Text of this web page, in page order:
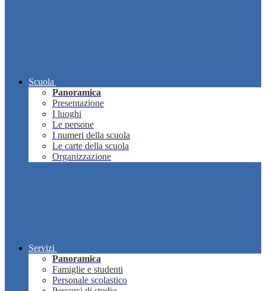
Scuola
Panoramica
Presentazione
I luoghi
Le persone
I numeri della scuola
Le carte della scuola
Organizzazione
Servizi
Panoramica
Famiglie e studenti
Personale scolastico